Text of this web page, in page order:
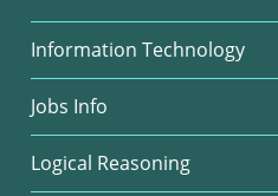
Information Technology
Jobs Info
Logical Reasoning